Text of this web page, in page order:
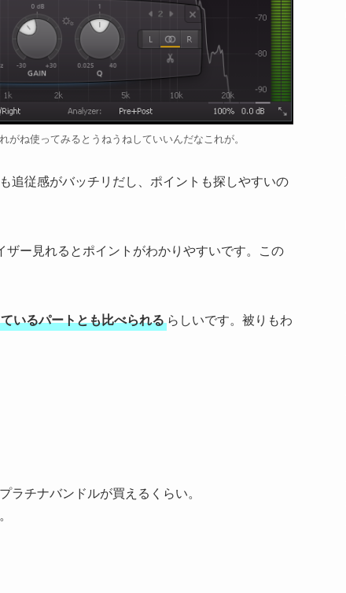
ね使ってみるとうねうねしていいんだなこれが。
追従感がバッチリだし、ポイントも探しやすいの
ー見れるとポイントがわかりやすいです。この
いるパートとも比べられる らしいです。被りもわ
ラチナバンドルが買えるくらい。